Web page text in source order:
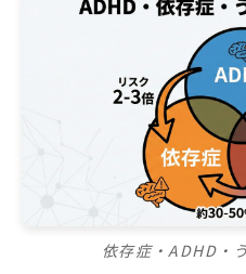
依存症・ADHD・